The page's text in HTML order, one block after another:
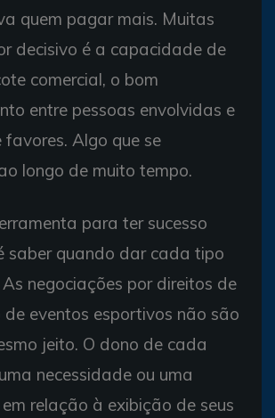
quem pagar mais. Muitas
decisivo é a capacidade de
comercial, o bom
entre pessoas envolvidas e
Algo que se
longo de muito tempo.
para ter sucesso
saber quando dar cada tipo
negociações por direitos de
eventos esportivos não são
jeito. O dono de cada
necessidade ou uma
relação à exibição de seus